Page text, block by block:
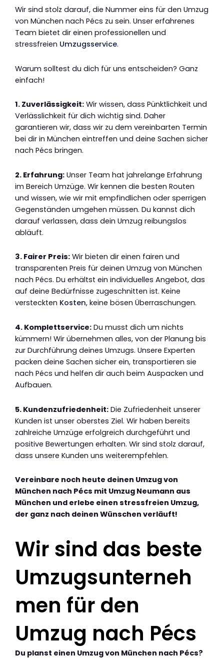
Wir sind stolz darauf, die Nummer eins für den Umzug
von München nach Pécs zu sein. Unser erfahrenes
Team bietet dir einen professionellen und
stressfreien Umzugsservice.
Warum solltest du dich für uns entscheiden? Ganz
einfach!
1. Zuverlässigkeit: Wir wissen, dass Pünktlichkeit und
Verlässlichkeit für dich wichtig sind. Daher
garantieren wir, dass wir zu dem vereinbarten Termin
bei dir in München eintreffen und deine Sachen sicher
nach Pécs bringen.
2. Erfahrung: Unser Team hat jahrelange Erfahrung
im Bereich Umzüge. Wir kennen die besten Routen
und wissen, wie wir mit empfindlichen oder sperrigen
Gegenständen umgehen müssen. Du kannst dich
darauf verlassen, dass dein Umzug reibungslos
abläuft.
3. Fairer Preis: Wir bieten dir einen fairen und
transparenten Preis für deinen Umzug von München
nach Pécs. Du erhältst ein individuelles Angebot, das
auf deine Bedürfnisse zugeschnitten ist. Keine
versteckten Kosten, keine bösen Überraschungen.
4. Komplettservice: Du musst dich um nichts
kümmern! Wir übernehmen alles, von der Planung bis
zur Durchführung deines Umzugs. Unsere Experten
packen deine Sachen sicher ein, transportieren sie
nach Pécs und helfen dir auch beim Auspacken und
Aufbauen.
5. Kundenzufriedenheit: Die Zufriedenheit unserer
Kunden ist unser oberstes Ziel. Wir haben bereits
zahlreiche Umzüge erfolgreich durchgeführt und
positive Bewertungen erhalten. Wir sind stolz darauf,
dass unsere Kunden uns weiterempfehlen.
Vereinbare noch heute deinen Umzug von
München nach Pécs mit Umzug Neumann aus
München und erlebe einen stressfreien Umzug,
der ganz nach deinen Wünschen verläuft!
Wir sind das beste
Umzugsunterneh
men für den
Umzug nach Pécs
Du planst einen Umzug von München nach Pécs?